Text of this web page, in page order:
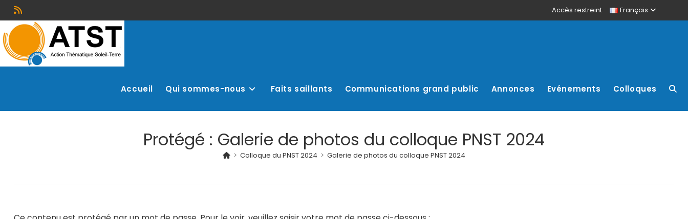
Accès restreint Français
Accueil Qui sommes-nous Faits saillants Communications grand public Annonces Evénements Colloques
Protégé : Galerie de photos du colloque PNST 2024
> Colloque du PNST 2024 > Galerie de photos du colloque PNST 2024